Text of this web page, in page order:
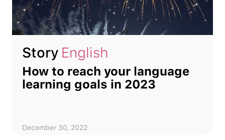
Story English
How to reach your language
learning goals in 2023
December 30, 2022